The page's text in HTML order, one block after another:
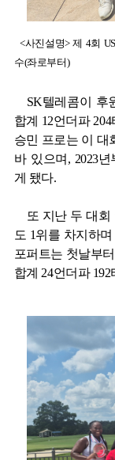
<사진설명> 제 4회
수(좌로부터)
SK텔레콤이 후
합계 12언더파204
승민 프로는 이 대
바 있으며 , 2023년
게 됐다.
또 지난 두 대
도 1위를 차지하
포퍼트는 첫날부터
합계 24언더파192